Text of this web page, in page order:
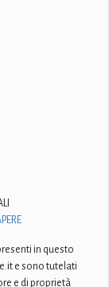
in questo
e sono tutelati
e di proprietà